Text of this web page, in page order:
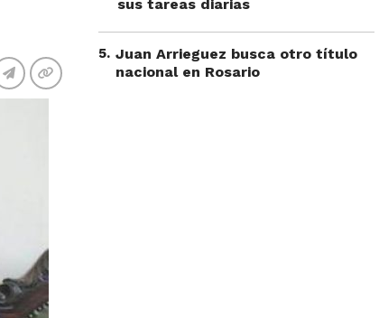
sus tareas diarias
5. Juan Arrieguez busca otro título
nacional en Rosario